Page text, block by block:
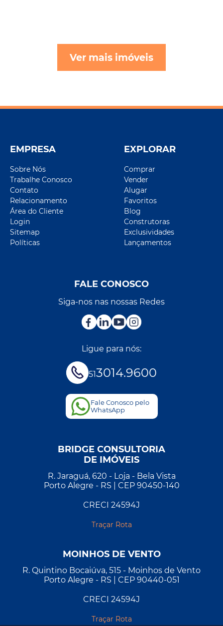
Ver mais imóveis
EMPRESA
Sobre Nós
Trabalhe Conosco
Contato
Relacionamento
Área do Cliente
Login
Sitemap
Políticas
EXPLORAR
Comprar
Vender
Alugar
Favoritos
Blog
Construtoras
Exclusividades
Lançamentos
FALE CONOSCO
Siga-nos nas nossas Redes
Ligue para nós:
513014.9600
Fale Conosco pelo
WhatsApp
BRIDGE CONSULTORIA
DE IMÓVEIS
R. Jaraguá, 620 - Loja - Bela Vista
Porto Alegre - RS | CEP 90450-140
CRECI 24594J
Traçar Rota
MOINHOS DE VENTO
R. Quintino Bocaiúva, 515 - Moinhos de Vento
Porto Alegre - RS | CEP 90440-051
CRECI 24594J
Traçar Rota